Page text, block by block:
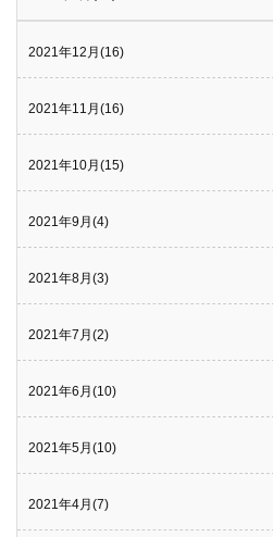
2021年12月(16)
2021年11月(16)
2021年10月(15)
2021年9月(4)
2021年8月(3)
2021年7月(2)
2021年6月(10)
2021年5月(10)
2021年4月(7)